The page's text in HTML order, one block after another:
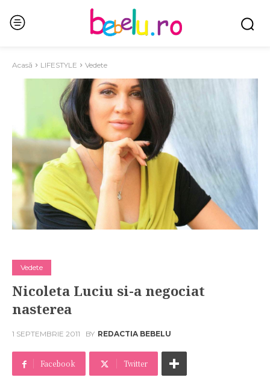
Acasă LIFESTYLE Vedete
Vedete
Nicoleta Luciu si-a negociat
nasterea
1 SEPTEMBRIE 2011 BY REDACTIA BEBELU
Facebook Twitter